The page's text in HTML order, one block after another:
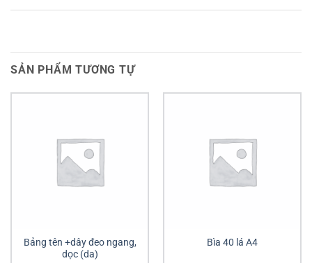
SẢN PHẨM TƯƠNG TỰ
Bảng tên +dây đeo ngang,
dọc (da)
Bìa 40 lá A4